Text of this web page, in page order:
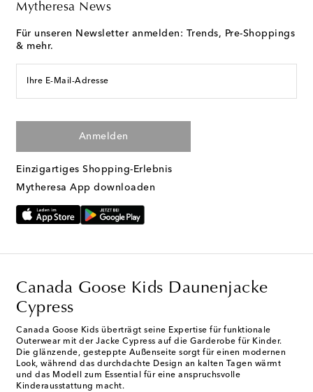
Mytheresa News
Für unseren Newsletter anmelden: Trends, Pre-Shoppings
& mehr.
Ihre E-Mail-Adresse
Anmelden
Einzigartiges Shopping-Erlebnis
Mytheresa App downloaden
Canada Goose Kids Daunenjacke
Cypress
Canada Goose Kids überträgt seine Expertise für funktionale
Outerwear mit der Jacke Cypress auf die Garderobe für Kinder.
Die glänzende, gesteppte Außenseite sorgt für einen modernen
Look, während das durchdachte Design an kalten Tagen wärmt
und das Modell zum Essential für eine anspruchsvolle
Kinderausstattung macht.